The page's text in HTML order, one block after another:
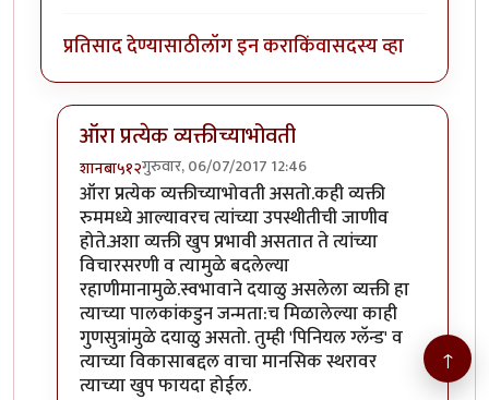
प्रतिसाद देण्यासाठीलॉग इन कराकिंवासदस्य व्हा
ऑरा प्रत्येक व्यक्तीच्याभोवती
शानबा५१२गुरुवार, 06/07/2017 12:46
In reply toमी कोणताही रेकीचा कोर्सbyकंजूस
ऑरा प्रत्येक व्यक्तीच्याभोवती असतो.कही व्यक्ती
रुममध्ये आल्यावरच त्यांच्या उपस्थीतीची जाणीव
होते.अशा व्यक्ती खुप प्रभावी असतात ते त्यांच्या
विचारसरणी व त्यामुळे बदलेल्या
रहाणीमानामुळे.स्वभावाने दयाळु असलेला व्यक्ती हा
त्याच्या पालकांकडुन जन्मता:च मिळालेल्या काही
गुणसुत्रांमुळे दयाळु असतो. तुम्ही 'पिनियल ग्लॅन्ड' व
त्याच्या विकासाबद्दल वाचा मानसिक स्थरावर
त्याच्या खुप फायदा होईल.
↑